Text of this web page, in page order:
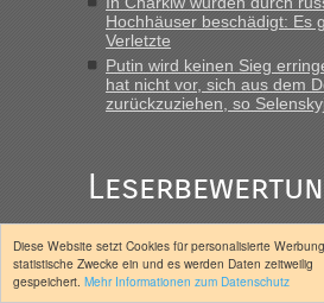
Diese Website setzt Cookies für personalisierte
statistische Zwecke ein und es werden Daten zeitweilig
gespeichert. Mehr Informationen zum Datenschutz
Früh. Mit sehr sehr wenig Verkehr,
8 PKW vor der Schranke....“
Berichte und Reisetipps •
Grenzübergang zwischen Polen und
„Gestern 6 Stunden warten vor der
in Krakowez mit dem Kleinbus.
schnell da auch Passagiere mit EU-
Bernd D-UAinBerichte und
Grenzübergang zwischen Polen und
Hochhäuser beschädigt: Es
Verletzte
Putin wird keinen Sieg
hat nicht vor, sich aus dem
zurückzuziehen, so Selenskyj
Monat Woche